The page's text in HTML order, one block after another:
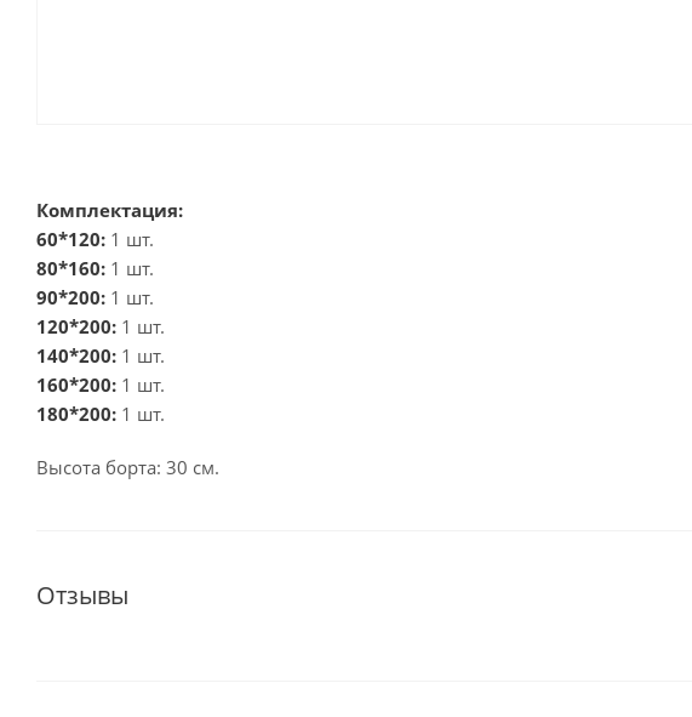
Комплектация:
60*120: 1 шт.
80*160: 1 шт.
90*200: 1 шт.
120*200: 1 шт.
140*200: 1 шт.
160*200: 1 шт.
180*200: 1 шт.
Высота борта: 30 см.
Отзывы